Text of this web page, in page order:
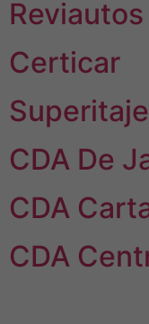
Reviautos
Certicar
CDA De
CDA
CDA